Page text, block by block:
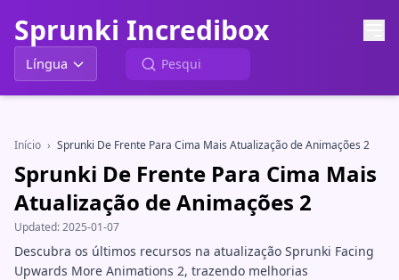
Sprunki Incredibox
Língua
Início › Sprunki De Frente Para Cima Mais Atualização de Animações 2
Sprunki De Frente Para Cima Mais
Atualização de Animações 2
Updated:2025-01-07
Descubra os últimos recursos na atualização Sprunki Facing
Upwards More Animations 2, trazendo melhorias